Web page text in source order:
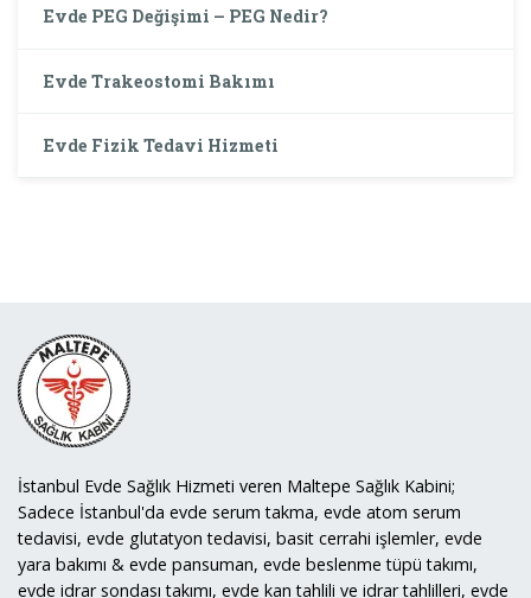
Evde PEG Değişimi – PEG Nedir?
Evde Trakeostomi Bakımı
Evde Fizik Tedavi Hizmeti
İstanbul Evde Sağlık Hizmeti veren Maltepe Sağlık Kabini;
Sadece İstanbul'da evde serum takma, evde atom serum
tedavisi, evde glutatyon tedavisi, basit cerrahi işlemler, evde
yara bakımı & evde pansuman, evde beslenme tüpü takımı,
evde idrar sondası takımı, evde kan tahlili ve idrar tahlilleri, evde